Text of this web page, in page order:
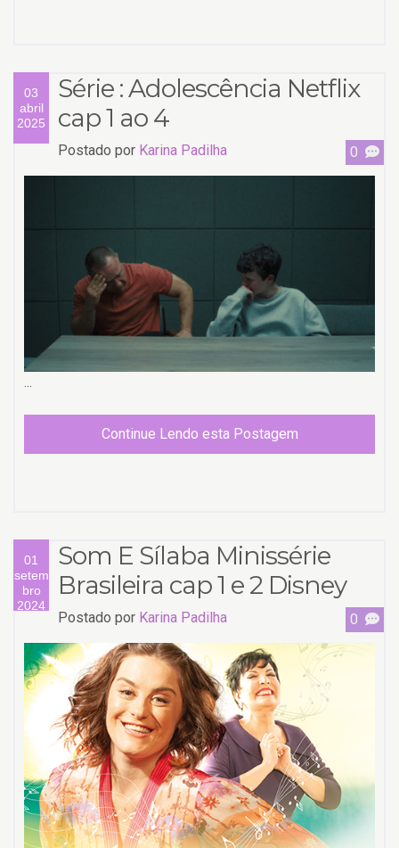
03
abril
2025
Série : Adolescência Netflix
cap 1 ao 4
Postado por Karina Padilha 0
...
Continue Lendo esta Postagem
01
setem
bro
2024
Som E Sílaba Minissérie
Brasileira cap 1 e 2 Disney
Postado por Karina Padilha 0